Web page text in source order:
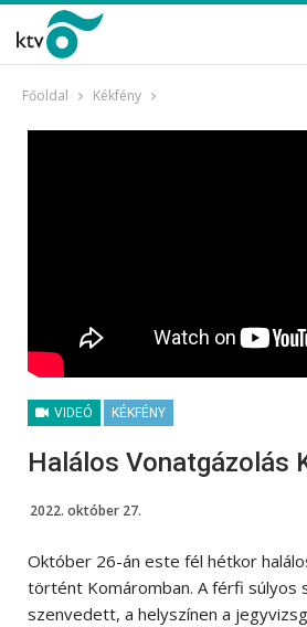
Főoldal Kékfény
VIDEÓ KÉKFÉNY
Halálos Vonatgázolás
2022. október 27.
Október 26-án este fél hétkor
történt Komáromban. A férfi súlyos
szenvedett, a helyszínen a